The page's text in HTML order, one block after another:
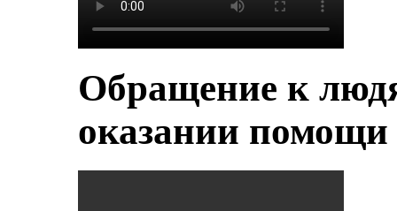
Обращение к
оказании помощи